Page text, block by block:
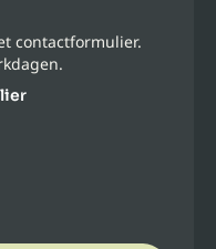
contactformulier.